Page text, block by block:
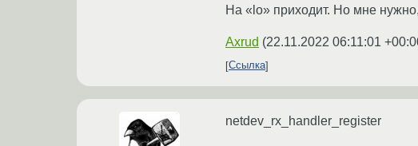
На «lo» приходит. Но мне
Axrud (22.11.2022 06:11:01
Ссылка
netdev_rx_handler_register